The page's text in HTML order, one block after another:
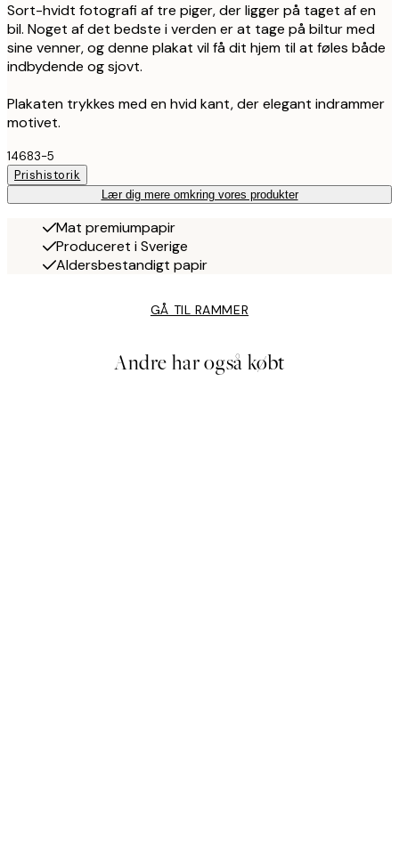
Sort-hvidt fotografi af tre piger, der ligger på taget af en
bil. Noget af det bedste i verden er at tage på biltur med
sine venner, og denne plakat vil få dit hjem til at føles både
indbydende og sjovt.
Plakaten trykkes med en hvid kant, der elegant indrammer
motivet.
14683-5
Prishistorik
Lær dig mere omkring vores produkter
Mat premiumpapir
Produceret i Sverige
Aldersbestandigt papir
GÅ TIL RAMMER
Andre har også købt